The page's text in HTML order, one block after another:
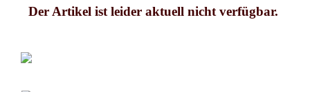
Der Artikel ist leider aktuell nicht verfügbar.